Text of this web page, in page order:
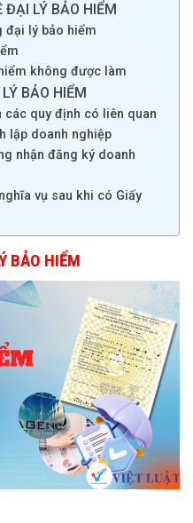
ĐẠI LÝ BẢO HIỂM
đại lý bảo hiểm
không được làm
BẢO HIỂM
các quy định có liên quan
lập doanh nghiệp
nhận đăng ký doanh
vụ sau khi có Giấy
BẢO HIỂM